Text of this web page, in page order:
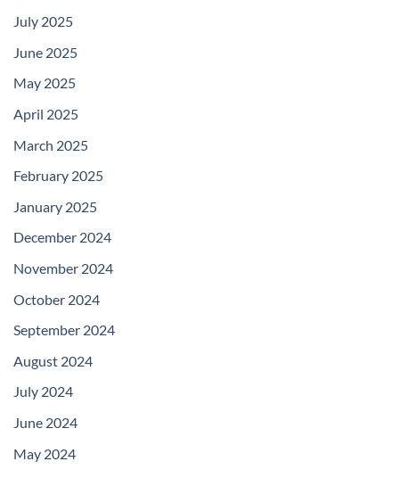
July 2025
June 2025
May 2025
April 2025
March 2025
February 2025
January 2025
December 2024
November 2024
October 2024
September 2024
August 2024
July 2024
June 2024
May 2024